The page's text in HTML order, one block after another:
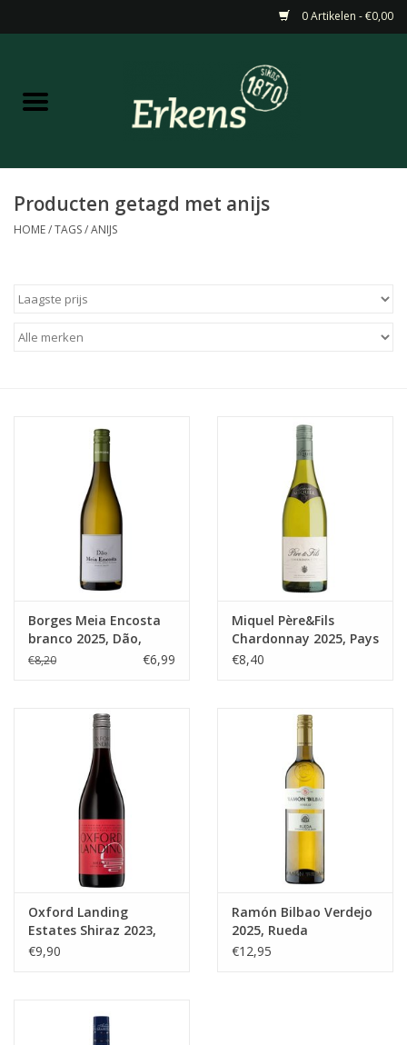
0 Artikelen - €0,00
Home
Barneveldse specialiteiten
Masterclasses & Proeverijen
Wijnglazen - openers -karaffen
Producten getagd met anijs
HOME/TAGS/ANIJS
Borges Meia Encosta
branco 2025, Dão,
Portugal
€8,20 €6,99
Miquel Père&Fils
Chardonnay 2025, Pays
d'Oc
€8,40
Oxford Landing
Estates Shiraz 2023,
South Australia
€9,90
Ramón Bilbao Verdejo
2025, Rueda
€12,95